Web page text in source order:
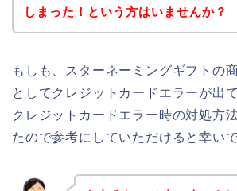
しまった！という方はいませんか？
もしも、スターネーミングギフトの
としてクレジットカードエラーが出
クレジットカードエラー時の対処方
たので参考にしていただけると幸いで